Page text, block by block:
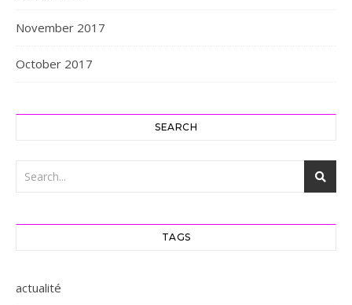
November 2017
October 2017
SEARCH
TAGS
actualité